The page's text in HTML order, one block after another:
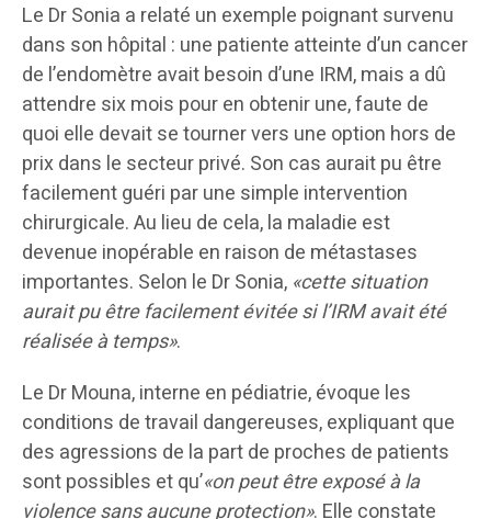
Le Dr Sonia a relaté un exemple poignant survenu
dans son hôpital : une patiente atteinte d’un cancer
de l’endomètre avait besoin d’une IRM, mais a dû
attendre six mois pour en obtenir une, faute de
quoi elle devait se tourner vers une option hors de
prix dans le secteur privé. Son cas aurait pu être
facilement guéri par une simple intervention
chirurgicale. Au lieu de cela, la maladie est
devenue inopérable en raison de métastases
importantes. Selon le Dr Sonia, «cette situation
aurait pu être facilement évitée si l’IRM avait été
réalisée à temps».
Le Dr Mouna, interne en pédiatrie, évoque les
conditions de travail dangereuses, expliquant que
des agressions de la part de proches de patients
sont possibles et qu’«on peut être exposé à la
violence sans aucune protection». Elle constate